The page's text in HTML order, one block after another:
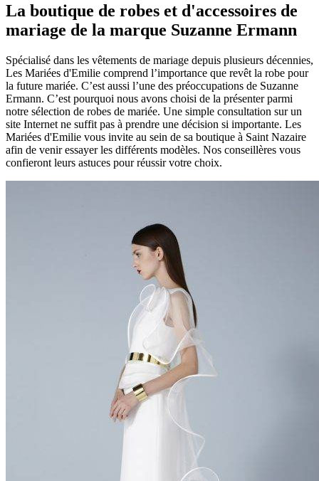
La boutique de robes et d'accessoires de
mariage de la marque Suzanne Ermann
Spécialisé dans les vêtements de mariage depuis plusieurs décennies,
Les Mariées d'Emilie comprend l’importance que revêt la robe pour
la future mariée. C’est aussi l’une des préoccupations de Suzanne
Ermann. C’est pourquoi nous avons choisi de la présenter parmi
notre sélection de robes de mariée. Une simple consultation sur un
site Internet ne suffit pas à prendre une décision si importante. Les
Mariées d'Emilie vous invite au sein de sa boutique à Saint Nazaire
afin de venir essayer les différents modèles. Nos conseillères vous
confieront leurs astuces pour réussir votre choix.